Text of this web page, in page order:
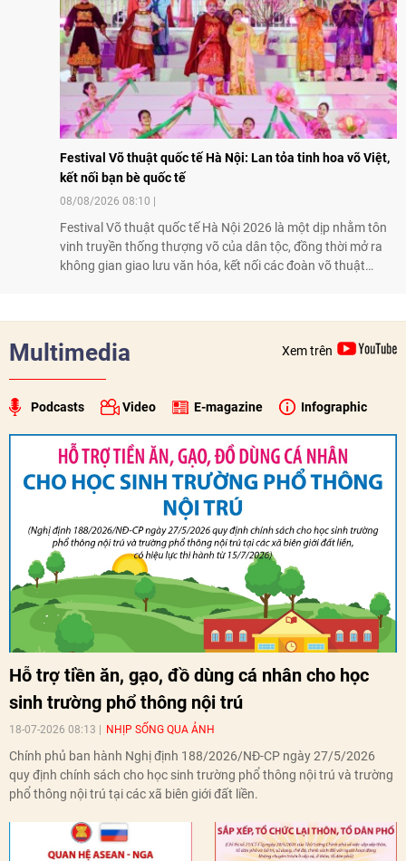
Festival Võ thuật quốc tế Hà Nội: Lan tỏa tinh hoa võ Việt,
kết nối bạn bè quốc tế
08/08/2026 08:10
Festival Võ thuật quốc tế Hà Nội 2026 là một dịp nhằm tôn
vinh truyền thống thượng võ của dân tộc, đồng thời mở ra
không gian giao lưu văn hóa, kết nối các đoàn võ thuật
Multimedia Xem trên
Podcasts Video E-magazine Infographic
Hỗ trợ tiền ăn, gạo, đồ dùng cá nhân cho học
sinh trường phổ thông nội trú
18-07-2026 08:13 NHỊP SỐNG QUA ẢNH
Chính phủ ban hành Nghị định 188/2026/NĐ-CP ngày 27/5/2026
quy định chính sách cho học sinh trường phổ thông nội trú và trường
phổ thông nội trú tại các xã biên giới đất liền.